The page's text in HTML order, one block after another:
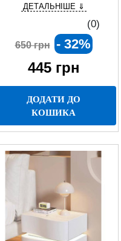
ДЕТАЛЬНІШЕ ⇓
(0)
650 грн - 32%
445грн
ДОДАТИ ДО
КОШИКА